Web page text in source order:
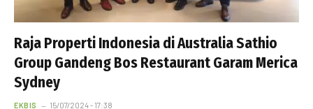
Raja Properti Indonesia di Australia Sathio
Group Gandeng Bos Restaurant Garam Merica
Sydney
EKBIS 15/07/2024 - 17:38